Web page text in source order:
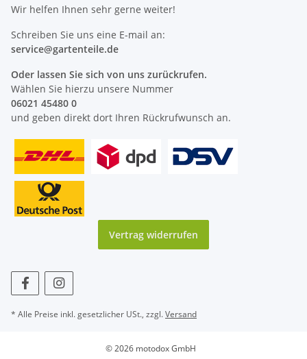
Wir helfen Ihnen sehr gerne weiter!
Schreiben Sie uns eine E-mail an:
service@gartenteile.de
Oder lassen Sie sich von uns zurückrufen.
Wählen Sie hierzu unsere Nummer
06021 45480 0
und geben direkt dort Ihren Rückrufwunsch an.
Vertrag widerrufen
* Alle Preise inkl. gesetzlicher USt., zzgl.Versand
© 2026 motodox GmbH